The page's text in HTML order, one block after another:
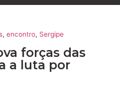
, encontro, Sergipe
forças das
a luta por